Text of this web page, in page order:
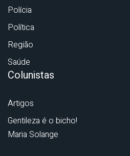
Polícia
Política
Região
Saúde
Colunistas
Artigos
Gentileza é o bicho!
Maria Solange